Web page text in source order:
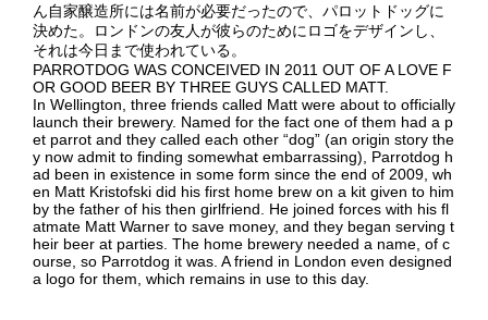
ん自家醸造所には名前が必要だったので、パロットドッグに
決めた。ロンドンの友人が彼らのためにロゴをデザインし、
それは今日まで使われている。
PARROTDOG WAS CONCEIVED IN 2011 OUT OF A LOVE F
OR GOOD BEER BY THREE GUYS CALLED MATT.
In Wellington, three friends called Matt were about to officially
launch their brewery. Named for the fact one of them had a p
et parrot and they called each other “dog” (an origin story the
y now admit to finding somewhat embarrassing), Parrotdog h
ad been in existence in some form since the end of 2009, wh
en Matt Kristofski did his first home brew on a kit given to him
by the father of his then girlfriend. He joined forces with his fl
atmate Matt Warner to save money, and they began serving t
heir beer at parties. The home brewery needed a name, of c
ourse, so Parrotdog it was. A friend in London even designed
a logo for them, which remains in use to this day.